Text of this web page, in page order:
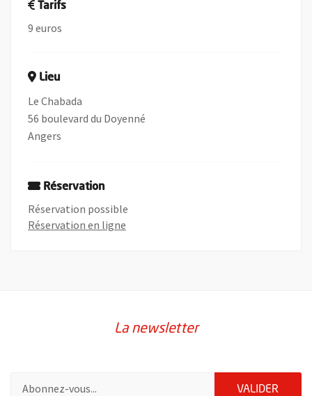
Tarifs
9 euros
Lieu
Le Chabada
56 boulevard du Doyenné
Angers
Réservation
Réservation possible
Réservation en ligne
La newsletter
VALIDER